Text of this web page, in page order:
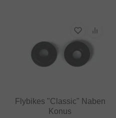
Flybikes "Classic" Naben
Konus